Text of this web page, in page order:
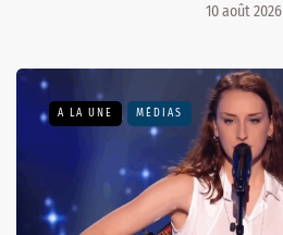
10 août 2026
A LA UNE MÉDIAS